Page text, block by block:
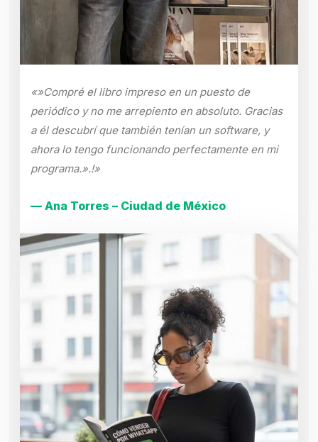
«»Compré el libro impreso en un puesto de
periódico y no me arrepiento en absoluto. Gracias
a él descubrí que también tenían un software, y
ahora lo tengo funcionando perfectamente en mi
programa.».!»
— Ana Torres – Ciudad de México